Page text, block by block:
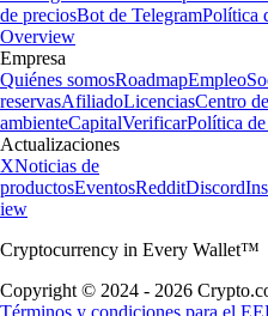
de preciosBot de TelegramPolítica
Overview
Empresa
Quiénes somosRoadmapEmpleo
reservasAfiliadoLicenciasCentro
ambienteCapitalVerificarPolítica
Actualizaciones
XNoticias de
productosEventosRedditDiscord
iew
Cryptocurrency in Every Wallet™
Copyright © 2024 - 2026